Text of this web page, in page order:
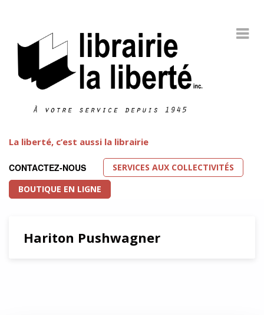
La liberté, c’est aussi la librairie
CONTACTEZ-NOUS
SERVICES AUX COLLECTIVITÉS
BOUTIQUE EN LIGNE
Hariton Pushwagner